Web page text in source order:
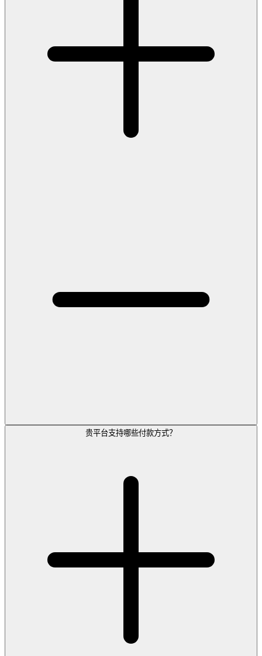
贵平台支持哪些付款方式？